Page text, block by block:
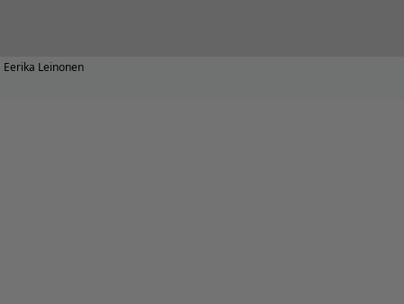
Eerika Leinonen